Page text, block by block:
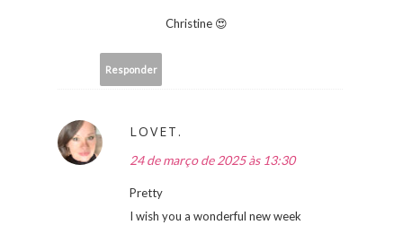
Christine 😍
Responder
LOVET.
24 de março de 2025 às 13:30
Pretty
I wish you a wonderful new week